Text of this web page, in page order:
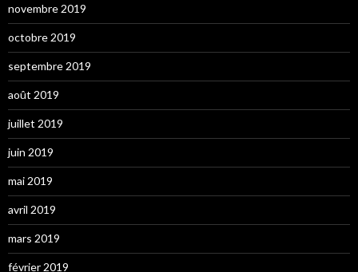
novembre 2019
octobre 2019
septembre 2019
août 2019
juillet 2019
juin 2019
mai 2019
avril 2019
mars 2019
février 2019